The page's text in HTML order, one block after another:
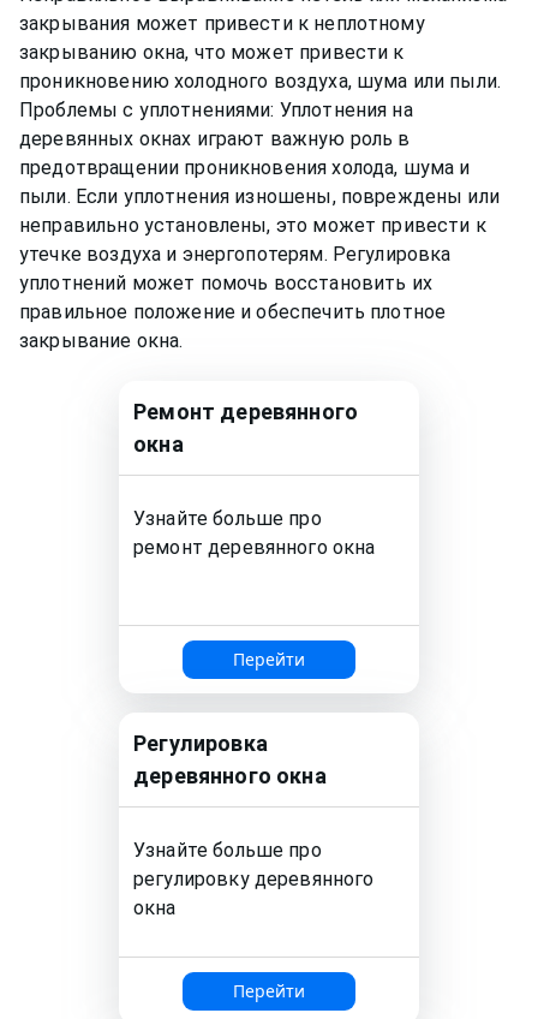
закрывания может привести к неплотному
закрыванию окна, что может привести к
проникновению холодного воздуха, шума или пыли.
Проблемы с уплотнениями: Уплотнения на
деревянных окнах играют важную роль в
предотвращении проникновения холода, шума и
пыли. Если уплотнения изношены, повреждены или
неправильно установлены, это может привести к
утечке воздуха и энергопотерям. Регулировка
уплотнений может помочь восстановить их
правильное положение и обеспечить плотное
закрывание окна.
Ремонт деревянного
окна
Узнайте больше про
ремонт деревянного окна
Перейти
Регулировка
деревянного окна
Узнайте больше про
регулировку деревянного
окна
Перейти